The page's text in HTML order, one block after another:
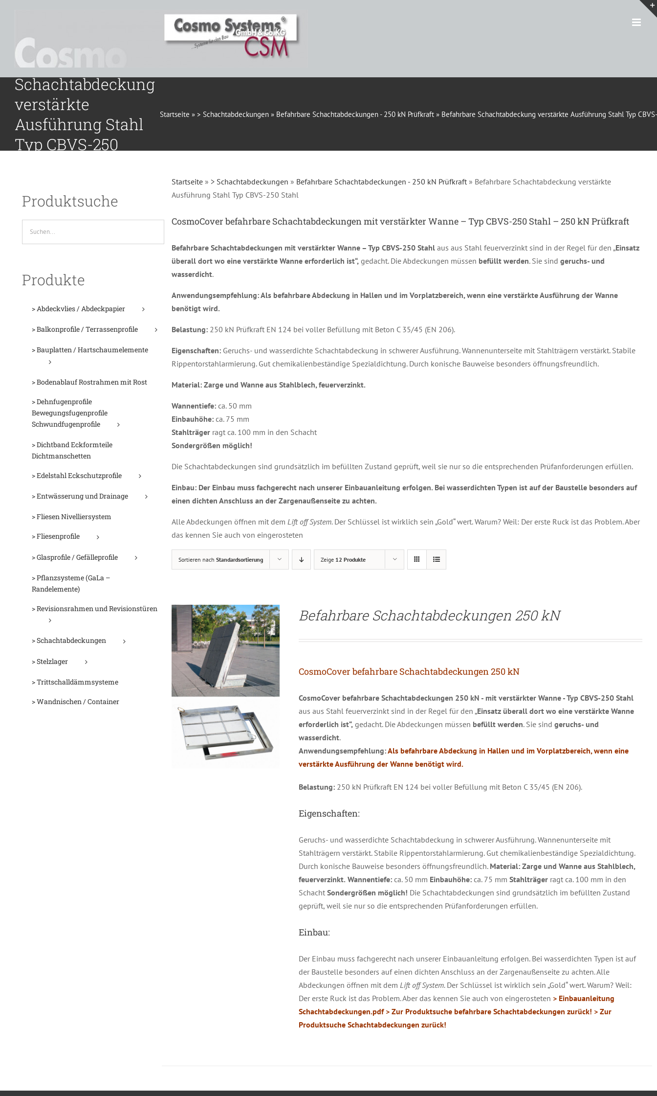
Befahrbare
Schachtabdeckung
verstärkte
Ausführung Stahl
Typ CBVS-250
Startseite » > Schachtabdeckungen » Befahrbare Schachtabdeckungen - 250 kN Prüfkraft » Befahrbare Schachtabdeckung verstärkte Ausführung Stahl Typ
Startseite » > Schachtabdeckungen » Befahrbare Schachtabdeckungen - 250 kN Prüfkraft » Befahrbare Schachtabdeckung verstärkte
Ausführung Stahl Typ CBVS-250 Stahl
CosmoCover befahrbare Schachtabdeckungen mit verstärkter Wanne – Typ CBVS-250 Stahl – 250 kN Prüfkraft
Befahrbare Schachtabdeckungen mit verstärkter Wanne – Typ CBVS-250 Stahl aus aus Stahl feuerverzinkt sind in der Regel für den „Einsatz
überall dort wo eine verstärkte Wanne erforderlich ist“, gedacht. Die Abdeckungen müssen befüllt werden. Sie sind geruchs- und
wasserdicht.
Anwendungsempfehlung: Als befahrbare Abdeckung in Hallen und im Vorplatzbereich, wenn eine verstärkte Ausführung der Wanne
benötigt wird.
Belastung: 250 kN Prüfkraft EN 124 bei voller Befüllung mit Beton C 35/45 (EN 206).
Eigenschaften: Geruchs- und wasserdichte Schachtabdeckung in schwerer Ausführung. Wannenunterseite mit Stahlträgern verstärkt. Stabile
Rippentorstahlarmierung. Gut chemikalienbeständige Spezialdichtung. Durch konische Bauweise besonders öffnungsfreundlich.
Material: Zarge und Wanne aus Stahlblech, feuerverzinkt.
Wannentiefe: ca. 50 mm
Einbauhöhe: ca. 75 mm
Stahlträger ragt ca. 100 mm in den Schacht
Sondergrößen möglich!
Die Schachtabdeckungen sind grundsätzlich im befüllten Zustand geprüft, weil sie nur so die entsprechenden Prüfanforderungen erfüllen.
Einbau: Der Einbau muss fachgerecht nach unserer Einbauanleitung erfolgen. Bei wasserdichten Typen ist auf der Baustelle besonders auf
einen dichten Anschluss an der Zargenaußenseite zu achten.
Alle Abdeckungen öffnen mit dem Lift off System. Der Schlüssel ist wirklich sein „Gold“ wert. Warum? Weil: Der erste Ruck ist das Problem. Aber
das kennen Sie auch von eingerosteten
Sortieren nach Standardsortierung Zeige 12 Produkte
DETAILS
Befahrbare Schachtabdeckungen 250 kN
CosmoCover befahrbare Schachtabdeckungen 250 kN
CosmoCover befahrbare Schachtabdeckungen 250 kN - mit verstärkter Wanne - Typ CBVS-250 Stahl
aus aus Stahl feuerverzinkt sind in der Regel für den „Einsatz überall dort wo eine verstärkte Wanne
erforderlich ist“, gedacht. Die Abdeckungen müssen befüllt werden. Sie sind geruchs- und
wasserdicht.
Anwendungsempfehlung:Als befahrbare Abdeckung in Hallen und im Vorplatzbereich, wenn eine
verstärkte Ausführung der Wanne benötigt wird.
Belastung:250 kN Prüfkraft EN 124 bei voller Befüllung mit Beton C 35/45 (EN 206).
Eigenschaften:
Geruchs- und wasserdichte Schachtabdeckung in schwerer Ausführung. Wannenunterseite mit
Stahlträgern verstärkt. Stabile Rippentorstahlarmierung. Gut chemikalienbeständige Spezialdichtung.
Durch konische Bauweise besonders öffnungsfreundlich. Material: Zarge und Wanne aus Stahlblech,
feuerverzinkt. Wannentiefe: ca. 50 mm Einbauhöhe: ca. 75 mm Stahlträgerragt ca. 100 mm in den
Schacht Sondergrößen möglich! Die Schachtabdeckungen sind grundsätzlich im befüllten Zustand
geprüft, weil sie nur so die entsprechenden Prüfanforderungen erfüllen.
Einbau:
Der Einbau muss fachgerecht nach unserer Einbauanleitung erfolgen. Bei wasserdichten Typen ist auf
der Baustelle besonders auf einen dichten Anschluss an der Zargenaußenseite zu achten. Alle
Abdeckungen öffnen mit dem Lift off System. Der Schlüssel ist wirklich sein „Gold“ wert. Warum? Weil:
Der erste Ruck ist das Problem. Aber das kennen Sie auch von eingerosteten > Einbauanleitung
Schachtabdeckungen.pdf > Zur Produktsuche befahrbare Schachtabdeckungen zurück! > Zur
Produktsuche Schachtabdeckungen zurück!
Produktsuche
Produkte
> Abdeckvlies / Abdeckpapier
> Balkonprofile / Terrassenprofile
> Bauplatten / Hartschaumelemente
> Bodenablauf Rostrahmen mit Rost
> Dehnfugenprofile
Bewegungsfugenprofile
Schwundfugenprofile
> Dichtband Eckformteile
Dichtmanschetten
> Edelstahl Eckschutzprofile
> Entwässerung und Drainage
> Fliesen Nivelliersystem
> Fliesenprofile
> Glasprofile / Gefälleprofile
> Pflanzsysteme (GaLa –
Randelemente)
> Revisionsrahmen und Revisionstüren
> Schachtabdeckungen
> Stelzlager
> Trittschalldämmsysteme
> Wandnischen / Container